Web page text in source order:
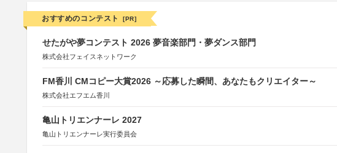
おすすめのコンテスト [PR]
せたがや夢コンテスト 2026 夢音楽部門・夢ダンス部門
株式会社フェイスネットワーク
FM香川 CMコピー大賞2026 ～応募した瞬間、あなたもクリエイター～
株式会社エフエム香川
亀山トリエンナーレ 2027
亀山トリエンナーレ実行委員会